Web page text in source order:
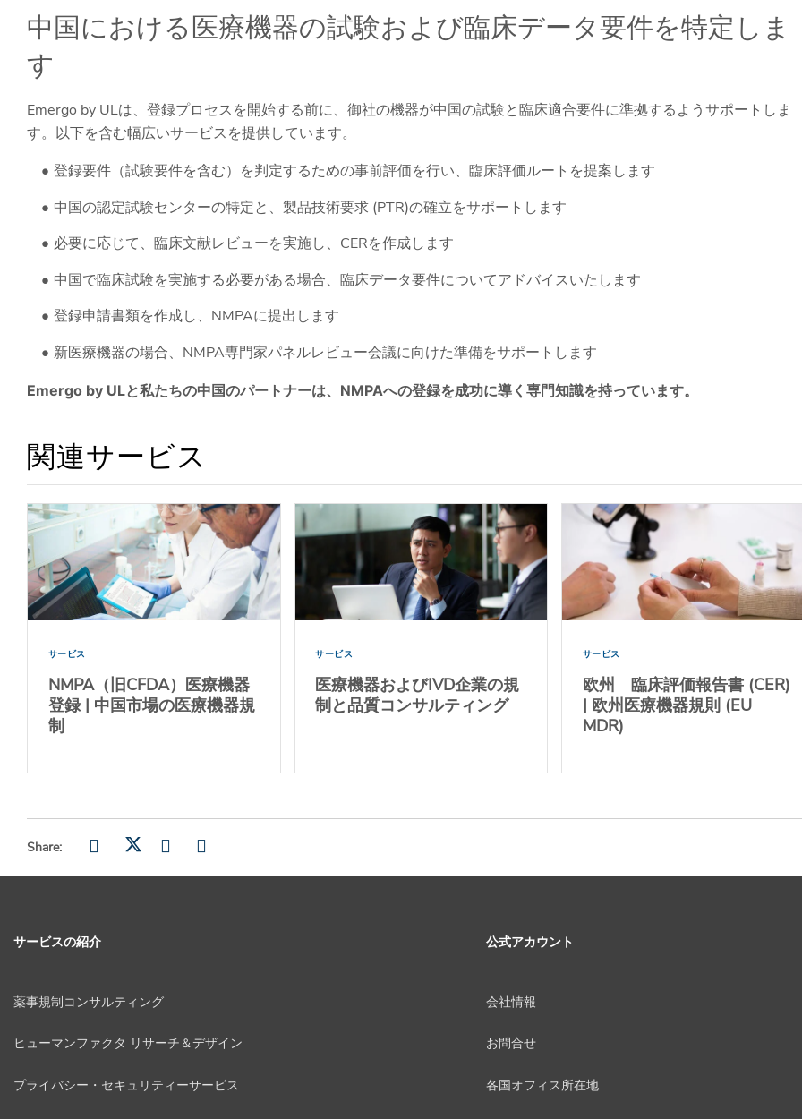
中国における医療機器の試験および臨床データ要件を特定しま
す
Emergo by ULは、登録プロセスを開始する前に、御社の機器が中国の試験と臨床適合要件に準拠するようサポートしま
す。以下を含む幅広いサービスを提供しています。
登録要件（試験要件を含む）を判定するための事前評価を行い、臨床評価ルートを提案します
中国の認定試験センターの特定と、製品技術要求 (PTR)の確立をサポートします
必要に応じて、臨床文献レビューを実施し、CERを作成します
中国で臨床試験を実施する必要がある場合、臨床データ要件についてアドバイスいたします
登録申請書類を作成し、NMPAに提出します
新医療機器の場合、NMPA専門家パネルレビュー会議に向けた準備をサポートします
Emergo by ULと私たちの中国のパートナーは、NMPAへの登録を成功に導く専門知識を持っています。
関連サービス
サービス
NMPA（旧CFDA）医療機器
登録 | 中国市場の医療機器規
制
サービス
医療機器およびIVD企業の規
制と品質コンサルティング
サービス
欧州 臨床評価報告書 (CER)
| 欧州医療機器規則 (EU
MDR)
Share:
サービスの紹介
薬事規制コンサルティング
ヒューマンファクタ リサーチ＆デザイン
プライバシー・セキュリティーサービス
公式アカウント
会社情報
お問合せ
各国オフィス所在地